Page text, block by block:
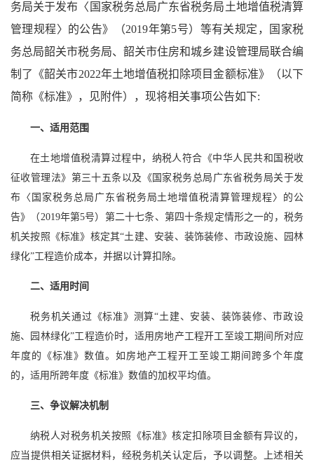
务局关于发布〈国家税务总局广东省税务局土地增值税清算
管理规程〉的公告》（2019年第5号）等有关规定，国家税
务总局韶关市税务局、韶关市住房和城乡建设管理局联合编
制了《韶关市2022年土地增值税扣除项目金额标准》（以下
简称《标准》，见附件），现将相关事项公告如下:
一、适用范围
在土地增值税清算过程中，纳税人符合《中华人民共和国税收
征收管理法》第三十五条以及《国家税务总局广东省税务局关于发
布〈国家税务总局广东省税务局土地增值税清算管理规程〉的公
告》（2019年第5号）第二十七条、第四十条规定情形之一的，税务
机关按照《标准》核定其“土建、安装、装饰装修、市政设施、园林
绿化”工程造价成本，并据以计算扣除。
二、适用时间
税务机关通过《标准》测算“土建、安装、装饰装修、市政设
施、园林绿化”工程造价时，适用房地产工程开工至竣工期间所对应
年度的《标准》数值。如房地产工程开工至竣工期间跨多个年度
的，适用所跨年度《标准》数值的加权平均值。
三、争议解决机制
纳税人对税务机关按照《标准》核定扣除项目金额有异议的，
应当提供相关证据材料，经税务机关认定后，予以调整。上述相关